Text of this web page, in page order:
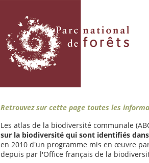
Retrouvez sur cette page toutes les
Les atlas de la biodiversité communale
sur la biodiversité qui sont identifiés
en 2010 d'un programme mis en œuvre
depuis par l'Office français de la